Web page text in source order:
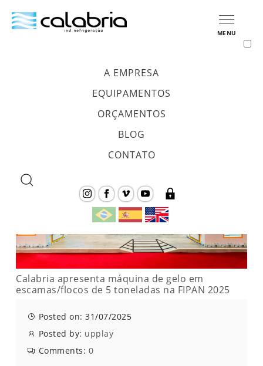
MENU
A EMPRESA
EQUIPAMENTOS
ORÇAMENTOS
BLOG
CONTATO
gelo escama/flocos
Calabria apresenta máquina de gelo em
escamas/flocos de 5 toneladas na FIPAN 2025
Posted on: 31/07/2025
Posted by: upplay
Comments: 0